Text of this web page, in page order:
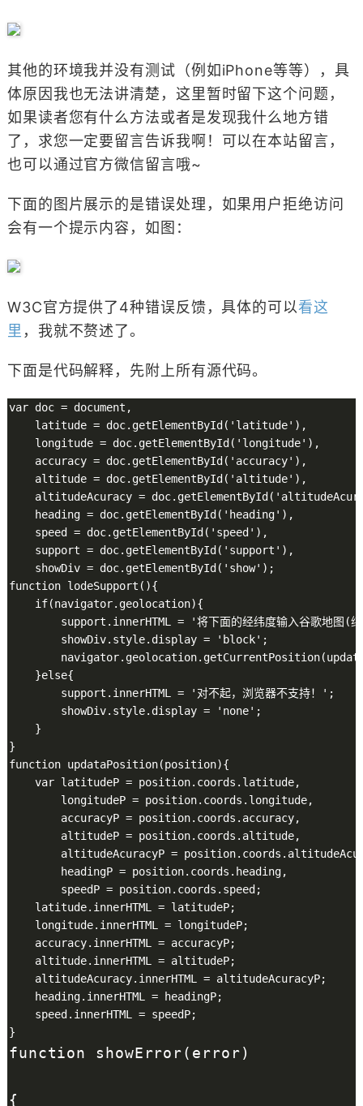
其他的环境我并没有测试（例如iPhone等等），具
体原因我也无法讲清楚，这里暂时留下这个问题，
如果读者您有什么方法或者是发现我什么地方错
了，求您一定要留言告诉我啊！可以在本站留言，
也可以通过官方微信留言哦~
下面的图片展示的是错误处理，如果用户拒绝访问
会有一个提示内容，如图：
W3C官方提供了4种错误反馈，具体的可以看这
里 ，我就不赘述了。
下面是代码解释，先附上所有源代码。
var doc = document,
    latitude = doc.getElementById('latitude'),
    longitude = doc.getElementById('longitude'),
    accuracy = doc.getElementById('accuracy'),
    altitude = doc.getElementById('altitude'),
altitudeAcuracy =
    heading = doc.getElementById('heading'),
    speed = doc.getElementById('speed'),
    support = doc.getElementById('support'),
    showDiv = doc.getElementById('show');
function lodeSupport(){
    if(navigator.geolocation){
support.innerHTML = '将下面的经纬度输入谷歌地图(纬
        showDiv.style.display = 'block';
    }else{
        support.innerHTML = '对不起，浏览器不支持！';
        showDiv.style.display = 'none';
    }
}
function updataPosition(position){
    var latitudeP = position.coords.latitude,
        longitudeP = position.coords.longitude,
        accuracyP = position.coords.accuracy,
        altitudeP = position.coords.altitude,
altitudeAcuracyP =
        headingP = position.coords.heading,
        speedP = position.coords.speed;
    latitude.innerHTML = latitudeP;
    longitude.innerHTML = longitudeP;
    accuracy.innerHTML = accuracyP;
    altitude.innerHTML = altitudeP;
    altitudeAcuracy.innerHTML = altitudeAcuracyP;
    heading.innerHTML = headingP;
    speed.innerHTML = speedP;
function showError(error)
{